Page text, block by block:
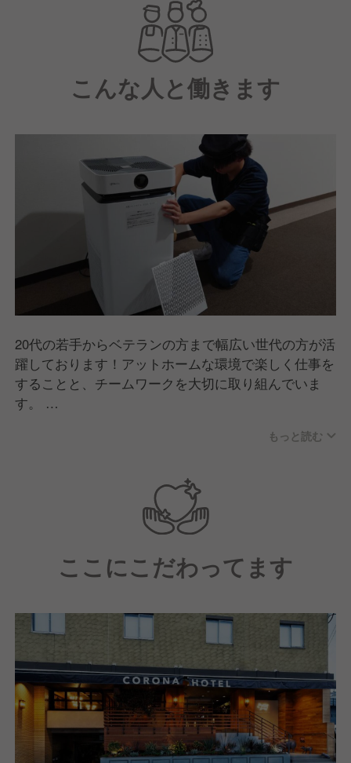
こんな人と働きます
20代の若手からベテランの方まで幅広い世代の方が活
躍しております！アットホームな環境で楽しく仕事を
することと、チームワークを大切に取り組んでいま
す。
て仕事に取り組める方、仕事も楽しく働きたいという
もっと読む
ここにこだわってます